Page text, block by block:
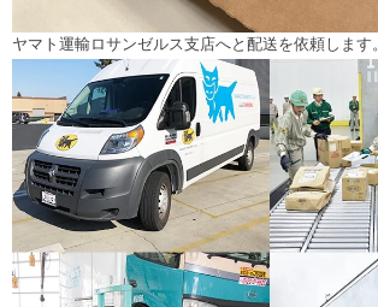
ヤマト運輸ロサンゼルス支店へと配送を依頼します。